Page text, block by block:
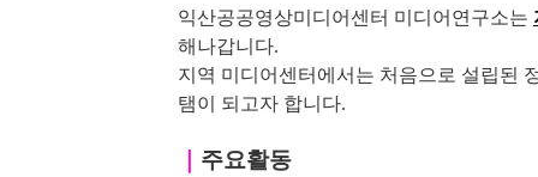
익산공공영상미디어센터 미디어연구소는
해나갑니다.
지역 미디어센터에서는 처음으로 설립된
탬이 되고자 합니다.
주요활동